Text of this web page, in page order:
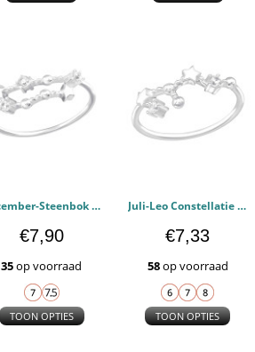
December-Steenbok Sterrenbeeld - 925 sterling zilver Ringen Zirconia PCJW38596
€7,90
35op voorraad
TOON OPTIES
Juli-Leo Constellatie - 925 sterling zilver Ringen Zirconia PCJW38595
€7,33
58op voorraad
TOON OPTIES